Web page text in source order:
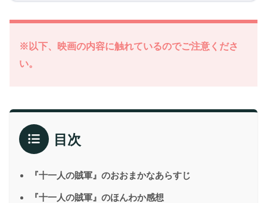
※以下、映画の内容に触れているのでご注意くださ
い。
目次
『十一人の賊軍』のおおまかなあらすじ
『十一人の賊軍』のほんわか感想